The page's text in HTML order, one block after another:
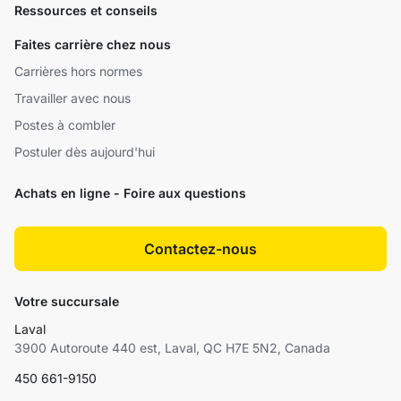
Ressources et conseils
Faites carrière chez nous
Carrières hors normes
Travailler avec nous
Postes à combler
Postuler dès aujourd'hui
Achats en ligne - Foire aux questions
Contactez-nous
Votre succursale
Laval
3900 Autoroute 440 est, Laval, QC H7E 5N2, Canada
450 661-9150